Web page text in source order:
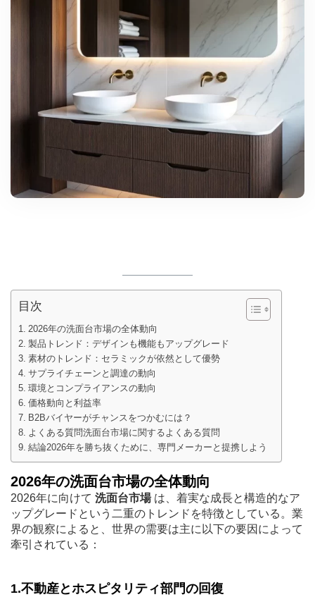
目次
2026年の洗面台市場の全体動向
製品トレンド：デザインも機能もアップグレード
素材のトレンド：セラミックが依然として優勢
サプライチェーンと調達の動向
環境とコンプライアンスの動向
価格動向と利益率
B2Bバイヤーがチャンスをつかむには？
よくある質問洗面台市場に関するよくある質問
結論2026年を勝ち抜くために、専門メーカーと提携しよう
2026年の洗面台市場の全体動向
2026年に向けて 洗面台市場は、着実な成長と構造的なア
ップグレードという二重のトレンドを特徴としている。業
界の観察によると、世界の需要は主に以下の要因によって
牽引されている：
1.不動産とホスピタリティ部門の回復